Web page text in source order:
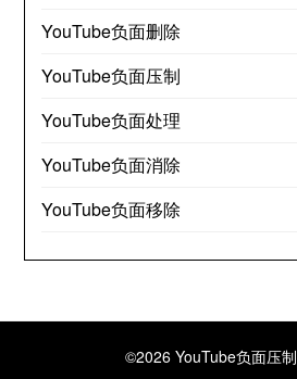
YouTube负面删除
YouTube负面压制
YouTube负面处理
YouTube负面消除
YouTube负面移除
©2026 YouTube负面压制